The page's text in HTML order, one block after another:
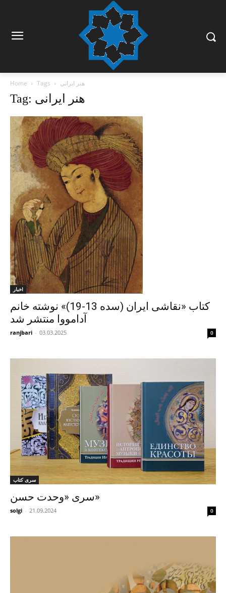
Home Tags هنر ایرانی
Tag: هنر ایرانی
اخبار
کتاب «نقاشی ایران (سده 13-19)» نوشته خانم
آدامووا منتشر شد
ranjbari - 03.03.2025 0
سری کتاب
سری «وحدت حسن»
solgi - 21.09.2024 0